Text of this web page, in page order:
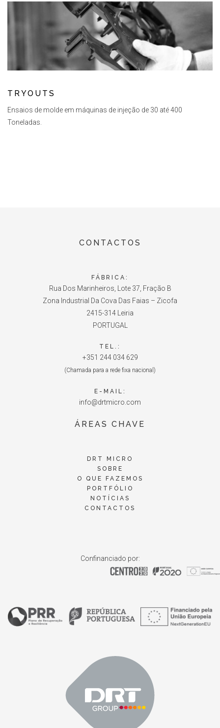
TRYOUTS
Ensaios de molde em máquinas de injeção de 30 até 400
Toneladas.
CONTACTOS
FÁBRICA:
Rua Dos Marinheiros, Lote 37, Fração B
Zona Industrial Da Cova Das Faias – Zicofa
2415-314 Leiria
PORTUGAL
TEL.:
+351 244 034 629
(Chamada para a rede fixa nacional)
E-MAIL:
info@drtmicro.com
ÁREAS CHAVE
DRT MICRO
SOBRE
O QUE FAZEMOS
PORTFÓLIO
NOTÍCIAS
CONTACTOS
Confinanciado por: